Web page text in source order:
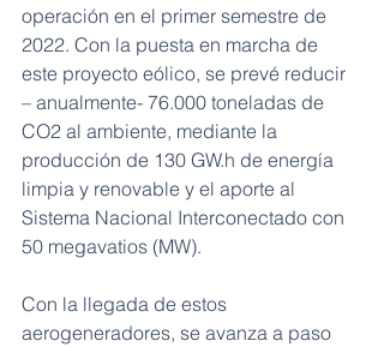
operación en el primer semestre de
2022. Con la puesta en marcha de
este proyecto eólico, se prevé reducir
– anualmente- 76.000 toneladas de
CO2 al ambiente, mediante la
producción de 130 GW.h de energía
limpia y renovable y el aporte al
Sistema Nacional Interconectado con
50 megavatios (MW).
Con la llegada de estos
aerogeneradores, se avanza a paso